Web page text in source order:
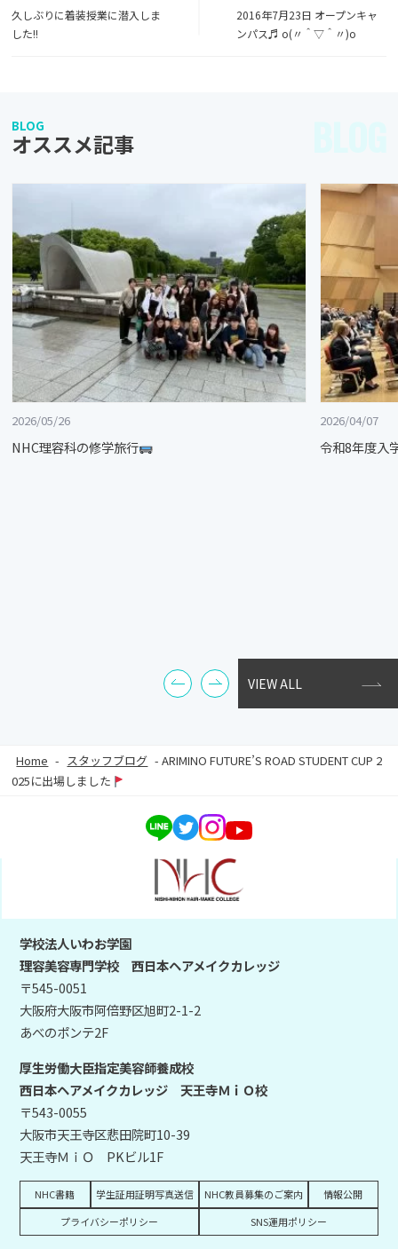
久しぶりに着装授業に潜入しま
した!!
2016年7月23日 オープンキャ
ンパス♬ o(〃＾▽＾〃)o
BLOG
オススメ記事
2026/05/26
NHC理容科の修学旅行
2026/04/07
令和8年度入
VIEW ALL
Home - スタッフブログ -ARIMINO FUTURE’S ROAD STUDENT CUP 2
025に出場しました
学校法人いわお学園
理容美容専門学校 西日本ヘアメイクカレッジ
〒545-0051
大阪府大阪市阿倍野区旭町2-1-2
あべのポンテ2F
厚生労働大臣指定美容師養成校
西日本ヘアメイクカレッジ 天王寺ＭｉＯ校
〒543-0055
大阪市天王寺区悲田院町10-39
天王寺ＭｉＯ PKビル1F
NHC書籍 学生証用証明写真送信 NHC教員募集のご案内
情報公開
プライバシーポリシー
SNS運用ポリシー